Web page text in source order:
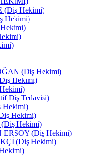
(Diş Hekimi)
Hekimi)
(Diş Hekimi)
Hekimi)
Diş Tedavisi)
Hekimi)
Hekimi)
Hekimi)
ERSOY (Diş Hekimi)
(Diş Hekimi)